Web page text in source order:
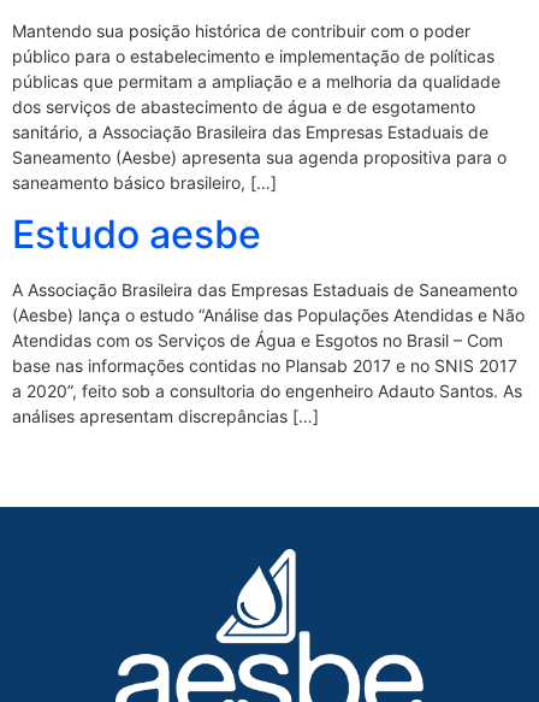
Mantendo sua posição histórica de contribuir com o poder
público para o estabelecimento e implementação de políticas
públicas que permitam a ampliação e a melhoria da qualidade
dos serviços de abastecimento de água e de esgotamento
sanitário, a Associação Brasileira das Empresas Estaduais de
Saneamento (Aesbe) apresenta sua agenda propositiva para o
saneamento básico brasileiro, […]
Estudo aesbe
A Associação Brasileira das Empresas Estaduais de Saneamento
(Aesbe) lança o estudo “Análise das Populações Atendidas e Não
Atendidas com os Serviços de Água e Esgotos no Brasil – Com
base nas informações contidas no Plansab 2017 e no SNIS 2017
a 2020”, feito sob a consultoria do engenheiro Adauto Santos. As
análises apresentam discrepâncias […]